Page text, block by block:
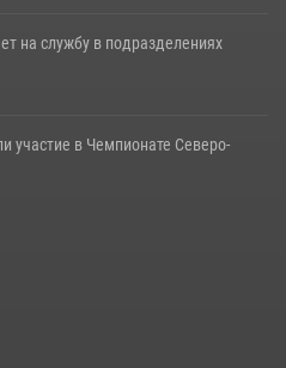
на службу в подразделениях
участие в Чемпионате Северо-